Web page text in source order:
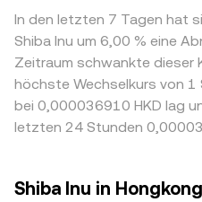
In den letzten 7 Tagen hat
Shiba Inu um 6,00 % eine
Zeitraum schwankte dieser
höchste Wechselkurs von 1
bei 0,000036910 HKD lag
letzten 24 Stunden
Shiba Inu in